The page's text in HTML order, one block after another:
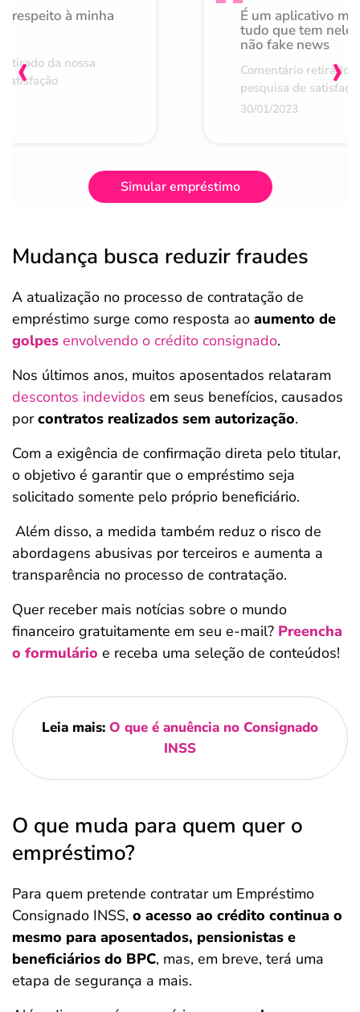
respeito à minha
da nossa
É um aplicativo
tudo que tem nele
não fake news
Comentário retirado
pesquisa de
30/01/2023
‹ ›
Simular empréstimo
Mudança busca reduzir fraudes
A atualização no processo de contratação de
empréstimo surge como resposta ao aumento de
golpes envolvendo o crédito consignado.
Nos últimos anos, muitos aposentados relataram
descontos indevidos em seus benefícios, causados
porcontratos realizados sem autorização.
Com a exigência de confirmação direta pelo titular,
o objetivo é garantir que o empréstimo seja
solicitado somente pelo próprio beneficiário.
Além disso, a medida também reduz o risco de
abordagens abusivas por terceiros e aumenta a
transparência no processo de contratação.
Quer receber mais notícias sobre o mundo
financeiro gratuitamente em seu e-mail? Preencha
o formulário e receba uma seleção de conteúdos!
Leia mais: O que é anuência no Consignado
INSS
O que muda para quem quer o
empréstimo?
Para quem pretende contratar um Empréstimo
Consignado INSS, o acesso ao crédito continua o
mesmo para aposentados, pensionistas e
beneficiários do BPC, mas, em breve, terá uma
etapa de segurança a mais.